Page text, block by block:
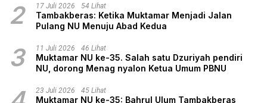
2 17 Juli 2026 54 Lihat
Tambakberas: Ketika Muktamar Menjadi Jalan
Pulang NU Menuju Abad Kedua
3 11 Juli 2026 46 Lihat
Muktamar NU ke-35. Salah satu Dzuriyah pendiri
NU, dorong Menag nyalon Ketua Umum PBNU
23 Juli 2026 45 Lihat
Muktamar NU ke-35: Bahrul Ulum Tambakberas